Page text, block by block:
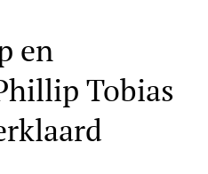
en
Tobias